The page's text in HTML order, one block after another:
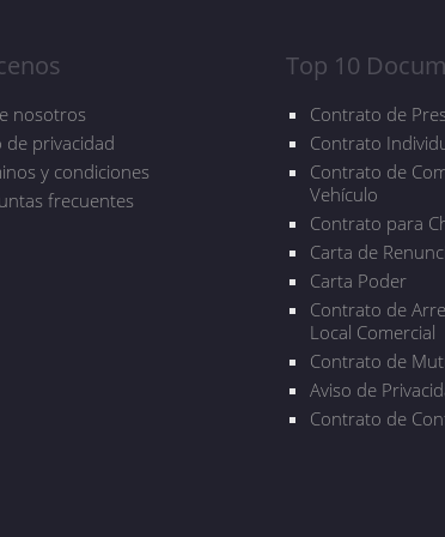
compromete a pagar la suma de
orden debe hacerse el pago
cada uno de estos
nosotros
de privacidad
y condiciones
frecuentes
Top 10
Contrato de
Contrato
Contrato de
Vehículo
Contrato para
Carta de
Carta Poder
Contrato de
Local Comercial
Contrato de
Aviso de
Contrato de